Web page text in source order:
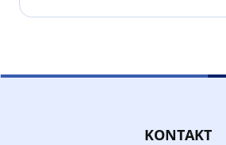
KONTAKT